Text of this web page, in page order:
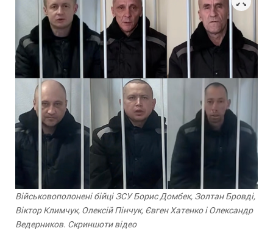
Військовополонені бійці ЗСУ Борис Домбек, Золтан Бровді,
Віктор Климчук, Олексій Пінчук, Євген Хатенко і Олександр
Ведерников. Скриншоти відео